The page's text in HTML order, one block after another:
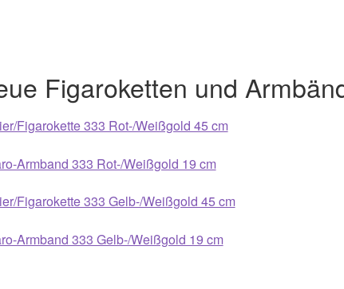
2020 Weihnachtsangebote 2021 Widerrufsrecht
Figaroketten und
Figarokette 333 Rot-/Weißgold 45 cm
Armband 333 Rot-/Weißgold 19 cm
Figarokette 333 Gelb-/Weißgold 45 cm
Armband 333 Gelb-/Weißgold 19 cm